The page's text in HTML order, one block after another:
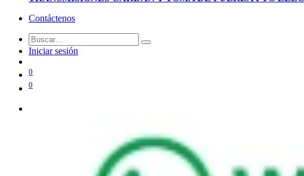
Contáctenos
Iniciar sesión
0
0